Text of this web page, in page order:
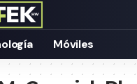
Móviles